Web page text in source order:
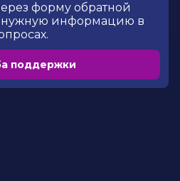
форму обратной
нужную информацию в
поддержки